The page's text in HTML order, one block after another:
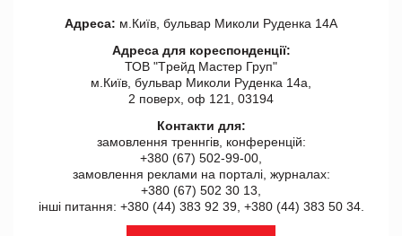
Адреса: м.Київ, бульвар Миколи Руденка 14А
Адреса для кореспонденції:
ТОВ "Tрейд Мастер Груп"
м.Київ, бульвар Миколи Руденка 14а,
2 поверх, оф 121, 03194
Контакти для:
замовлення треннгів, конференцій:
+380 (67) 502-99-00,
замовлення реклами на порталі, журналах:
+380 (67) 502 30 13,
інші питання: +380 (44) 383 92 39, +380 (44) 383 50 34.